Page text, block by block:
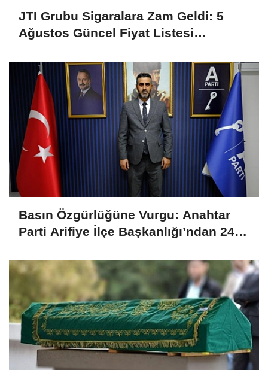
JTI Grubu Sigaralara Zam Geldi: 5
Ağustos Güncel Fiyat Listesi
Basın Özgürlüğüne Vurgu: Anahtar
Parti Arifiye İlçe Başkanlığı’ndan 24